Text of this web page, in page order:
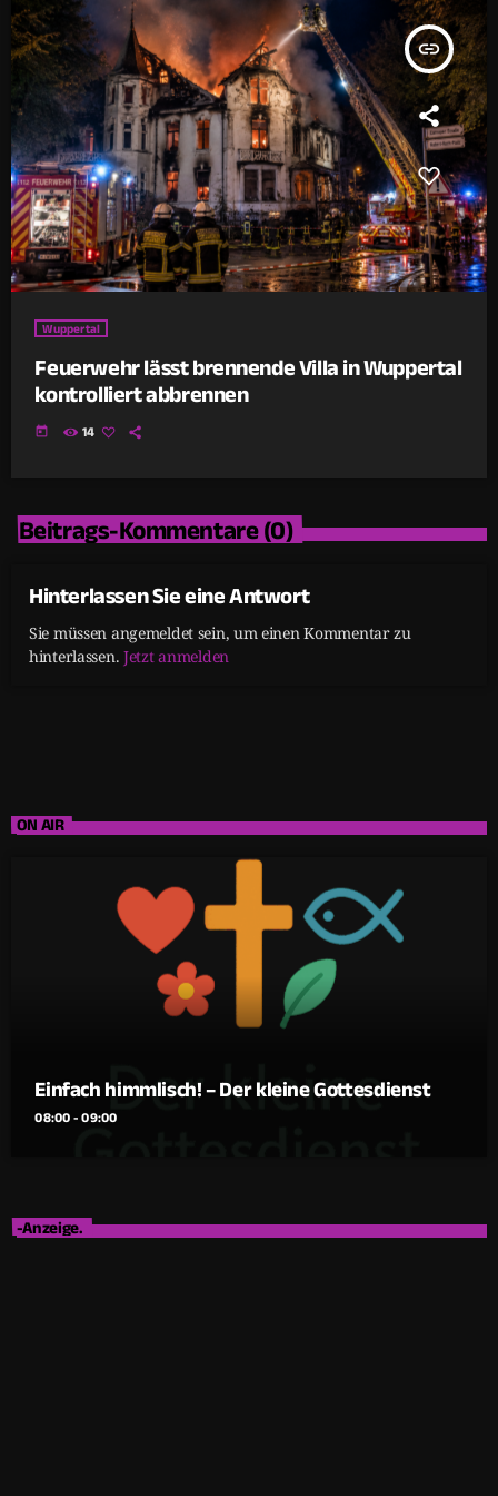
insert_link
Wuppertal
Feuerwehr lässt brennende Villa in Wuppertal
kontrolliert abbrennen
today 14
Beitrags-Kommentare (0)
Hinterlassen Sie eine Antwort
Sie müssen angemeldet sein, um einen Kommentar zu
hinterlassen. Jetzt anmelden
ON AIR
Einfach himmlisch! – Der kleine Gottesdienst
08:00 - 09:00
-Anzeige.